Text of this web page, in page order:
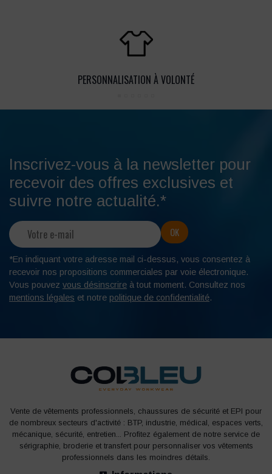
PERSONNALISATION À VOLONTÉ
Inscrivez-vous à la newsletter pour
recevoir des offres exclusives et
suivre notre actualité.*
*En indiquant votre adresse mail ci-dessus, vous consentez à
recevoir nos propositions commerciales par voie électronique.
Vous pouvez vous désinscrire à tout moment. Consultez nos
mentions légales et notre politique de confidentialité.
Vente de vêtements professionnels, chaussures de sécurité et EPI pour
de nombreux secteurs d'activité : BTP, industrie, médical, espaces verts,
mécanique, sécurité, entretien... Profitez également de notre service de
sérigraphie, broderie et transfert pour personnaliser vos vêtements
professionnels dans les moindres détails.